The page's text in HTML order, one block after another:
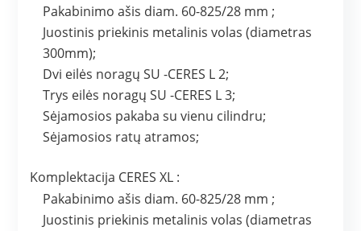
Pakabinimo ašis diam. 60-825/28 mm ;
Juostinis priekinis metalinis volas (diametras
300mm);
Dvi eilės noragų SU -CERES L 2;
Trys eilės noragų SU -CERES L 3;
Sėjamosios pakaba su vienu cilindru;
Sėjamosios ratų atramos;
Komplektacija CERES XL :
Pakabinimo ašis diam. 60-825/28 mm ;
Juostinis priekinis metalinis volas (diametras